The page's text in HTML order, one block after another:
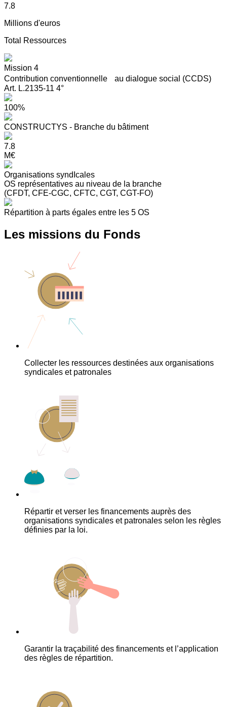
7.8
Millions d'euros
Total Ressources
Mission 4
Contribution conventionnelle au dialogue social (CCDS)
Art. L.2135-11 4°
100%
CONSTRUCTYS - Branche du bâtiment
7.8
M€
Organisations syndIcales
OS représentatives au niveau de la branche
(CFDT, CFE-CGC, CFTC, CGT, CGT-FO)
Répartition à parts égales entre les 5 OS
Les missions du Fonds
Collecter les ressources destinées aux organisations
syndicales et patronales
Répartir et verser les financements auprès des
organisations syndicales et patronales selon les règles
définies par la loi.
Garantir la traçabilité des financements et l’application
des règles de répartition.